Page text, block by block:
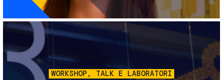
Immagine
WORKSHOP, TALK E LABORATORI